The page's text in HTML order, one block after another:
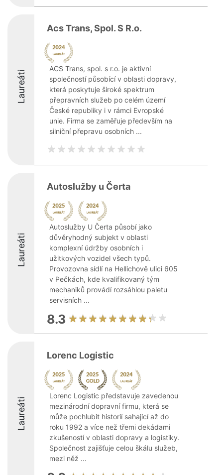
Laureáti
Acs Trans, Spol. S R.o.
ACS Trans, spol. s r.o. je aktivní
společností působící v oblasti dopravy,
která poskytuje široké spektrum
přepravních služeb po celém území
České republiky i v rámci Evropské
unie. Firma se zaměřuje především na
silniční přepravu osobních ...
Laureáti
Autoslužby u Čerta
Autoslužby U Čerta působí jako
důvěryhodný subjekt v oblasti
komplexní údržby osobních i
užitkových vozidel všech typů.
Provozovna sídlí na Hellichově ulici 605
v Pečkách, kde kvalifikovaný tým
mechaniků provádí rozsáhlou paletu
servisních ...
8.3
Laureáti
Lorenc Logistic
Lorenc Logistic představuje zavedenou
mezinárodní dopravní firmu, která se
může pochlubit historií sahající až do
roku 1992 a více než třemi dekádami
zkušeností v oblasti dopravy a logistiky.
Společnost zajišťuje celou škálu služeb,
mezi něž ...